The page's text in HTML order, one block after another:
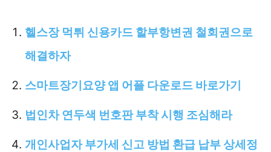
헬스장 먹튀 신용카드 할부항변권 철회권으로
해결하자
스마트장기요양 앱 어플 다운로드 바로가기
법인차 연두색 번호판 부착 시행 조심해라
개인사업자 부가세 신고 방법 환급 납부 상세정